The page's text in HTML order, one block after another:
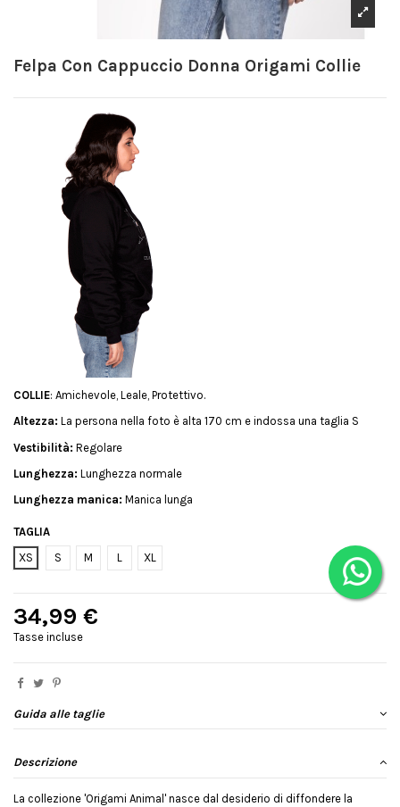
Felpa Con Cappuccio Donna Origami Collie
COLLIE: Amichevole, Leale, Protettivo.
Altezza: La persona nella foto è alta 170 cm e indossa una taglia S
Vestibilità: Regolare
Lunghezza: Lunghezza normale
Lunghezza manica: Manica lunga
TAGLIA
XS
S M L XL
34,99 €
Tasse incluse
Guida alle taglie
Descrizione
La collezione 'Origami Animal' nasce dal desiderio di diffondere la